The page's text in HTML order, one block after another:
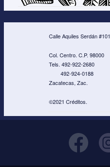
Calle Aquiles Serdán #101
Col. Centro. C.P. 98000
Tels. 492-922-2680
492-924-0188
Zacatecas, Zac.
©2021 Créditos.